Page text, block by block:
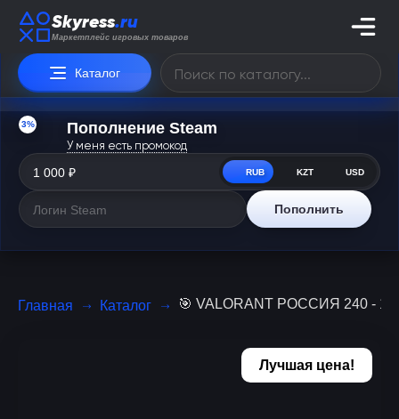
Skyress.ru
Маркетплейс игровых товаров
Каталог
3% Пополнение Steam
У меня есть промокод
RUB KZT USD
Пополнить
Главная Каталог 🎯 VALORANT РОССИЯ 240 -
Лучшая цена!